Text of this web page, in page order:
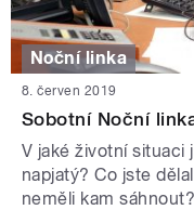
Noční linka
8. červen 2019
Sobotní Noční
V jaké životní situaci
napjatý? Co jste
neměli kam